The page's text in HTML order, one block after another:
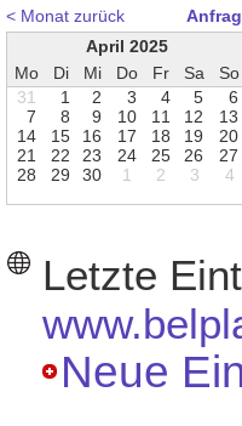
< Monat zurück
April 2025
Mo
Di Mi Do Fr Sa
So
31
1 2 3 4 5
6
7
8 9 10 1 1 1 2 13
14 15 16 17 18 19 20
21 22 23 24 25 26 27
28 29 30 1 2 3 4
Letzte
Neue